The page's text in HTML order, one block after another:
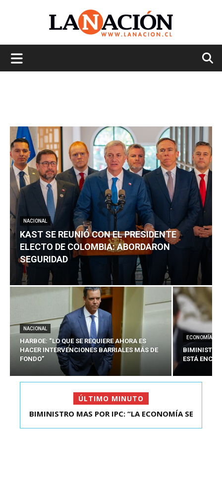
NACIONAL
KAST SE REUNIÓ CON EL PRESIDENTE
ELECTO DE COLOMBIA: ABORDARON
SEGURIDAD
NACIONAL
HARBOE: “LO QUE SE REQUIERE AHORA ES
HACER INTERVENCIONES BARRIALES MÁS DE
FONDO”
ECONOMÍA
BIMINISTRO
ESTÁ
ÚLTIMO MINUTO
KAST SE REUNIÓ CON EL PRESIDENTE ELECTO DE
BIMINISTRO MAS POR IPC: “LA ECONOMÍA SE